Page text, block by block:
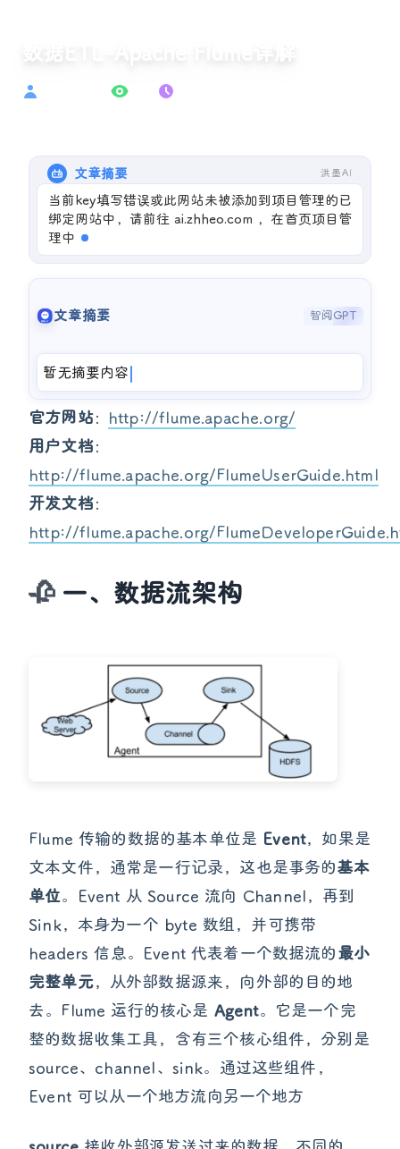
数据ETL-Apache Flume详解
文章摘要 洪墨AI
当前key填写错误或此网站未被添加到项目管理的已
绑定网站中，请前往 ai.zhheo.com ，在首页项目管
理中允许公开请求，并绑定此站点，确保在插
文章摘要 智阅GPT
暂无摘要内容
官方网站：
http://flume.apache.org/
用户文档 ：
http://flume.apache.org/FlumeUserGuide.html
开发文档 ：
http://flume.apache.org/
一、数据流架构
Flume 传输的数据的基本单位是 Event，如果是
文本文件，通常是一行记录，这也是事务的基本
单位。Event 从 Source 流向 Channel，再到
Sink，本身为一个 byte 数组，并可携带
headers 信息。Event 代表着一个数据流的最小
完整单元，从外部数据源来，向外部的目的地
去。Flume 运行的核心是 Agent。它是一个完
整的数据收集工具，含有三个核心组件，分别是
source、channel、sink。通过这些组件，
Event 可以从一个地方流向另一个地方